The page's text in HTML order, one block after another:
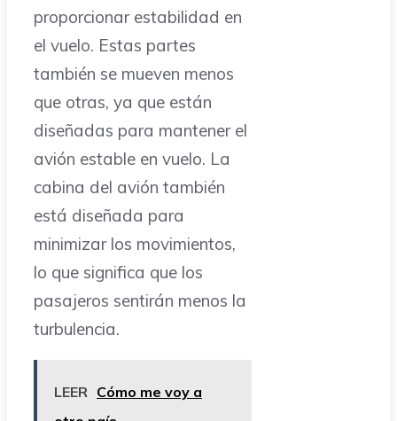
proporcionar estabilidad en
el vuelo. Estas partes
también se mueven menos
que otras, ya que están
diseñadas para mantener el
avión estable en vuelo. La
cabina del avión también
está diseñada para
minimizar los movimientos,
lo que significa que los
pasajeros sentirán menos la
turbulencia.
LEER Cómo me voy a